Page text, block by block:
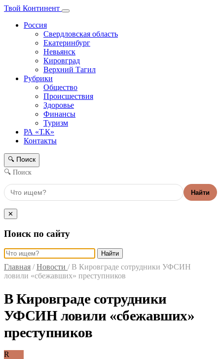
Твой Континент
Россия
Свердловская область
Екатеринбург
Невьянск
Кировград
Верхний Тагил
Рубрики
Общество
Происшествия
Здоровье
Финансы
Туризм
РА «Т.К»
Контакты
🔍 Поиск
🔍 Поиск
Найти
✕
Поиск по сайту
Найти
Главная / Новости / В Кировграде сотрудники УФСИН
ловили «сбежавших» преступников
В Кировграде сотрудники
УФСИН ловили «сбежавших»
преступников
R